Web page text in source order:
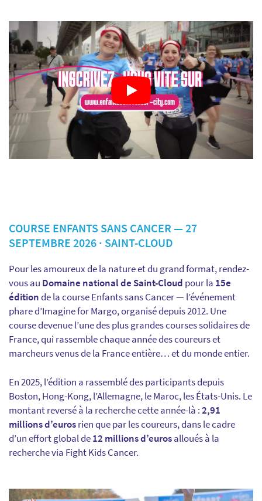
COURSE ENFANTS SANS CANCER — 27
SEPTEMBRE 2026 · SAINT-CLOUD
Pour les amoureux de la nature et du grand format, rendez-
vous au Domaine national de Saint-Cloud pour la 15e
éditionde la course Enfants sans Cancer — l’événement
phare d’Imagine for Margo, organisé depuis 2012. Une
course devenue l’une des plus grandes courses solidaires de
France, qui rassemble chaque année des coureurs et
marcheurs venus de la France entière… et du monde entier.
En 2025, l’édition a rassemblé des participants depuis
Boston, Hong-Kong, l’Allemagne, le Maroc, les États-Unis. Le
montant reversé à la recherche cette année-là :2,91
millions d’eurosrien que par les coureurs, dans le cadre
d’un effort global de12 millions d’eurosalloués à la
recherche via Fight Kids Cancer.